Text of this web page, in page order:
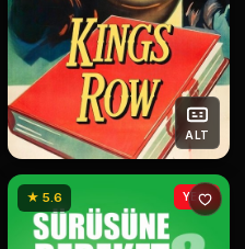
ALT
★ 5.6 YENİ